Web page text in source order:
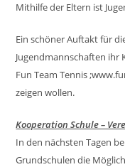
Mithilfe der Eltern ist
Ein schöner Auftakt für
Jugendmannschaften ihr
Fun Team Tennis
zeigen wollen.
Kooperation Schule –
In den nächsten Tagen
Grundschulen die